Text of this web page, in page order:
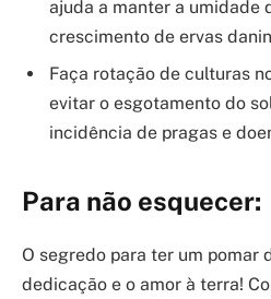
ajuda a manter a umidade
crescimento de ervas
Faça rotação de culturas
evitar o esgotamento do
incidência de pragas e
Para não esquecer:
O segredo para ter um pomar
dedicação e o amor à terra!